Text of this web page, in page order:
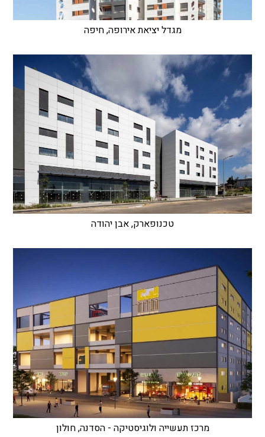
מגדל יציאת אירופה, חיפה
טכנופארק, אבן יהודה
מרכז תעשייה ולוגיסטיקה - הסדנה, חולון